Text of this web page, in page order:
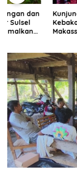
Kunjungi Korban
Kebakaran di Tallo
Makassar, Gubernur